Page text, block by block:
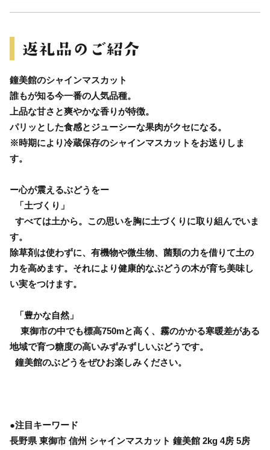
鐘美館のシャインマスカット
誰もが知る今一番の人気品種。
上品な甘さと爽やかな香りが特徴。
パリッとした食感とジューシーな果肉がクセになる。
※時期により冷蔵保存のシャインマスカットをお送りしま
す。
ー心が震えるぶどうをー
「土づくり」
すべては土から。この思いを胸に土づくりに取り組んでいま
す。
除草剤は使わずに、有機物や微生物、菌類の力を借りて土の
力を高めます。それにより健康的なぶどうの木が育ち美味し
い実をつけます。
「豊かな自然」
東御市の中でも標高750mと高く、霧のかかる寒暖差がある
地域で育つ糖度の高いみずみずしいぶどうです。
鐘美館のぶどうをぜひお楽しみください。
●注目キーワード
長野県 東御市 信州 シャインマスカット 鐘美館 2kg 4房 5房